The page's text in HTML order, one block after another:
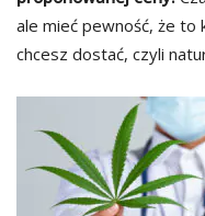
ale mieć pewność, że
chcesz dostać, czyli